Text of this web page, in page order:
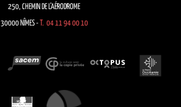
250, CHEMIN DE L’AÉRODROME
30000 NÎMES - T. 04 11 94 00 10